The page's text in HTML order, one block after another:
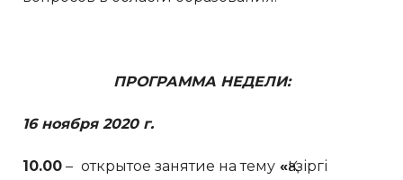
ПРОГРАММА НЕДЕЛИ:
16 ноября 2020 г.
10.00 – открытое занятие на тему «Қазіргі